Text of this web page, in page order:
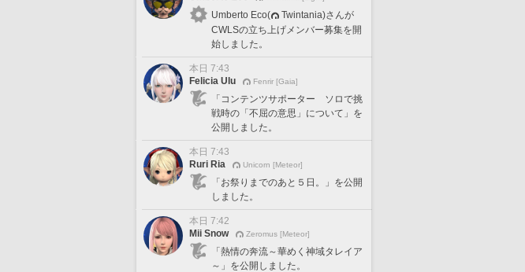
Umberto Eco(
Twintania)さんが
CWLSの立ち上げメンバー募集を開
始しました。
本日 7:43
Felicia Ulu
Fenrir [Gaia]
「コンテンツサポーター ソロで挑
戦時の「不屈の意思」について」を
公開しました。
本日 7:43
Ruri Ria
Unicorn [Meteor]
「お祭りまでのあと５日。」を公開
しました。
本日 7:42
Mii Snow
Zeromus [Meteor]
「熱情の奔流～華めく神域タレイア
～」を公開しました。